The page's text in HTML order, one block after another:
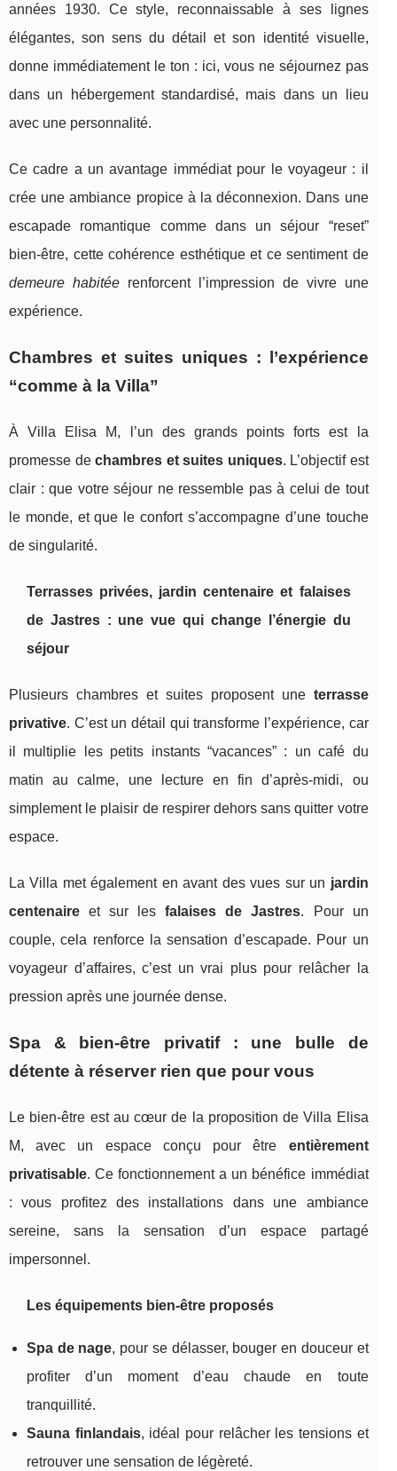
années 1930. Ce style, reconnaissable à ses lignes
élégantes, son sens du détail et son identité visuelle,
donne immédiatement le ton : ici, vous ne séjournez pas
dans un hébergement standardisé, mais dans un lieu
avec une personnalité.
Ce cadre a un avantage immédiat pour le voyageur : il
crée une ambiance propice à la déconnexion. Dans une
escapade romantique comme dans un séjour “reset”
bien-être, cette cohérence esthétique et ce sentiment de
demeure habitéerenforcent l’impression de vivre une
expérience.
Chambres et suites uniques : l’expérience
“comme à la Villa”
À Villa Elisa M, l’un des grands points forts est la
promesse dechambres et suites uniques. L’objectif est
clair : que votre séjour ne ressemble pas à celui de tout
le monde, et que le confort s’accompagne d’une touche
de singularité.
Terrasses privées, jardin centenaire et falaises
de Jastres : une vue qui change l’énergie du
séjour
Plusieurs chambres et suites proposent une terrasse
privative. C’est un détail qui transforme l’expérience, car
il multiplie les petits instants “vacances” : un café du
matin au calme, une lecture en fin d’après-midi, ou
simplement le plaisir de respirer dehors sans quitter votre
espace.
La Villa met également en avant des vues sur un jardin
centenaire et sur lesfalaises de Jastres. Pour un
couple, cela renforce la sensation d’escapade. Pour un
voyageur d’affaires, c’est un vrai plus pour relâcher la
pression après une journée dense.
Spa & bien-être privatif : une bulle de
détente à réserver rien que pour vous
Le bien-être est au cœur de la proposition de Villa Elisa
M, avec un espace conçu pour être entièrement
privatisable. Ce fonctionnement a un bénéfice immédiat
: vous profitez des installations dans une ambiance
sereine, sans la sensation d’un espace partagé
impersonnel.
Les équipements bien-être proposés
Spa de nage, pour se délasser, bouger en douceur et
profiter d’un moment d’eau chaude en toute
tranquillité.
Sauna finlandais, idéal pour relâcher les tensions et
retrouver une sensation de légèreté.